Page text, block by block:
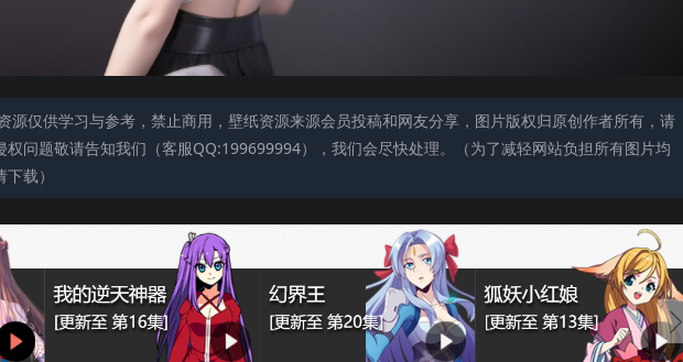
源仅供学习与参考，禁止商用，壁纸资源来源会员投稿和网友分享，图片版权归原创作者所有，请
权问题敬请告知我们（客服QQ:199699994），我们会尽快处理。（为了减轻网站负担所有图片均
载）